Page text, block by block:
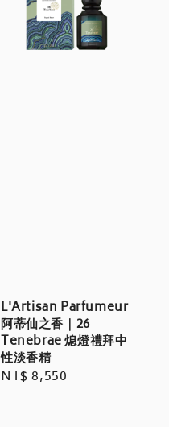
L'Artisan Parfumeur
阿蒂仙之香｜26
Tenebrae 熄燈禮拜中
性淡香精
Regular
NT$ 8,550